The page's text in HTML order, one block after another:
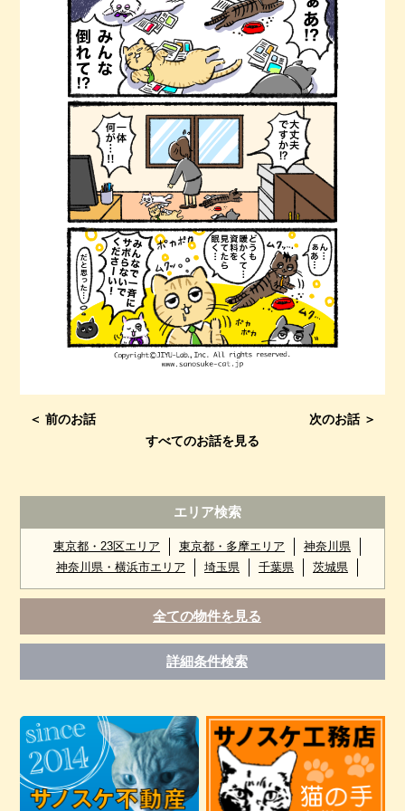
次のお話 ＞
＜ 前のお話
すべてのお話を見る
エリア検索
東京都・23区エリア 東京都・多摩エリア
神奈川県
神奈川県・横浜市エリア
埼玉県 千葉県 茨城県
全ての物件を見る
詳細条件検索